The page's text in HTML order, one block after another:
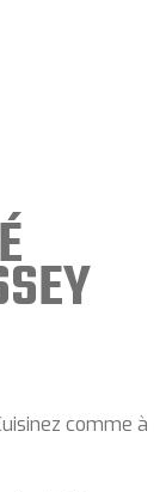
comme à